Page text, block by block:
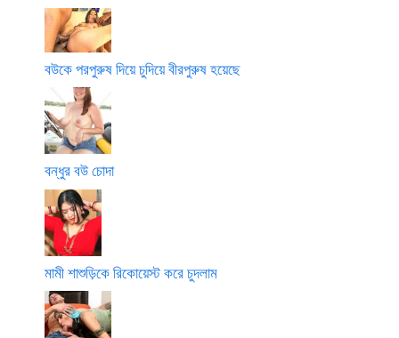
বউকে পরপুরুষ দিয়ে চুদিয়ে বীরপুরুষ হয়েছে
বন্ধুর বউ চোদা
মামী শাশুড়িকে রিকোয়েস্ট করে চুদলাম